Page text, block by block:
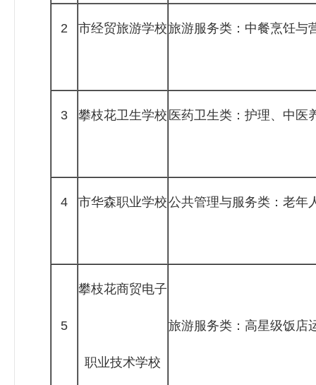
2 市经贸旅游学校旅游服务类：中餐烹饪与
3 攀枝花卫生学校 医药卫生类：护理、中医
4 市华森职业学校公共管理与服务类：老年
5
攀枝花商贸电子
职业技术学校
旅游服务类：高星级饭店